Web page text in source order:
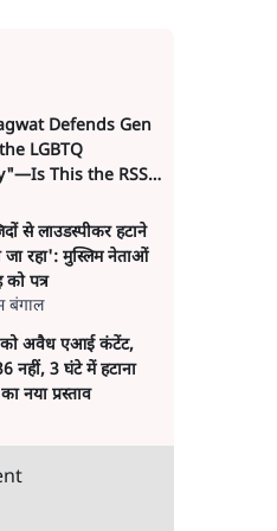
Defends Gen
LGBTQ
This the RSS's
से लाउडस्पीकर हटाने
जा रहा': मुस्लिम नेताओं
पत्र
बंगाल
अवैध एआई कंटेंट,
नहीं, 3 घंटे में हटाना
नया प्रस्ताव